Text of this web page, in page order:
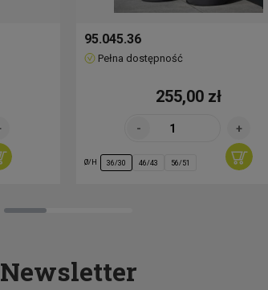
95.045.36
Pełna dostępność
255,00 zł
Ø/H 36/30 46/43 56/51
Newsletter